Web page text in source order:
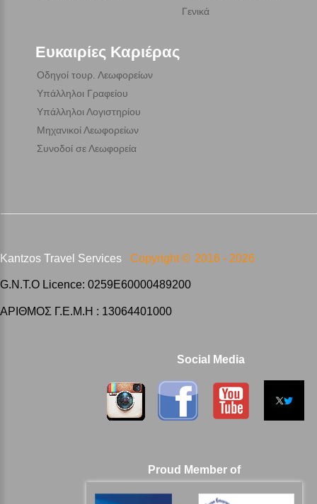
Γενικά
Ευκαιρίες Καριέρας
Οδηγοί τουρ. Λεωφορείων
Υπάλληλοι Γραφείου
Υπάλληλοι Λογιστηρίου
Μηχανικοί Λεωφορείων
Συνοδοί σε Λεωφορεία
Kantzos Travel Services Copyright © 2016 - 2026
G.N.T.O Licence: 0259E60000489200
ΑΡΙΘΜΟΣ Γ.Ε.Μ.Η : 13064401000
Social Media
Proud Member of